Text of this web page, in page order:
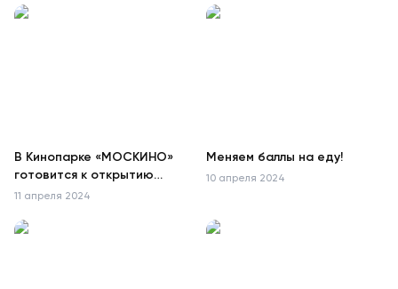
В Кинопарке «МОСКИНО»
готовится к открытию
ресторан «ХОЛОП»
11 апреля 2024
Меняем баллы на еду!
10 апреля 2024